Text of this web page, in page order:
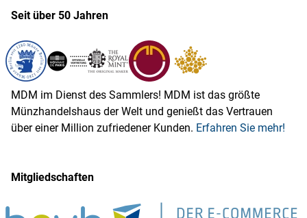
Seit über 50 Jahren
MDM im Dienst des Sammlers! MDM ist das größte
Münzhandelshaus der Welt und genießt das Vertrauen
über einer Million zufriedener Kunden. Erfahren Sie mehr!
Mitgliedschaften